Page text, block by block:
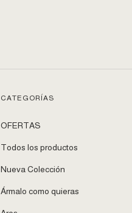
CATEGORÍAS
OFERTAS
Todos los productos
Nueva Colección
Ármalo como quieras